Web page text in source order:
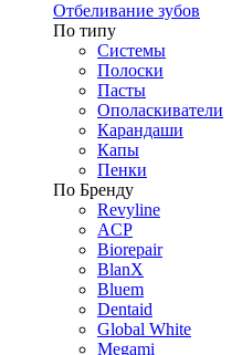
Отбеливание зубов
По типу
Системы
Полоски
Пасты
Ополаскиватели
Карандаши
Капы
Пенки
По Бренду
Revyline
ACP
Biorepair
BlanX
Bluem
Dentaid
Global White
Megami